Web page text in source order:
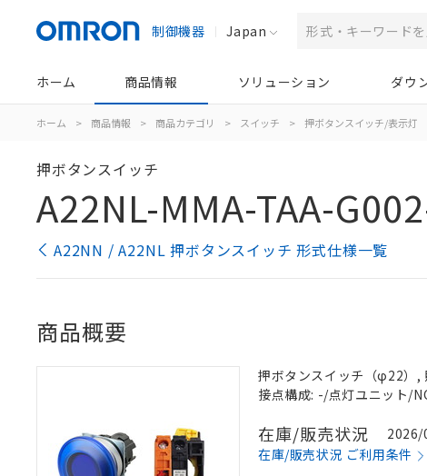
制御機器 Japan
ホーム 商品情報 ソリューション ダウ
ホーム > 商品情報 > 商品カテゴリ > スイッチ > 押ボタンスイッチ/表示灯
押ボタンスイッチ
A22NL-MMA-TAA-
A22NN / A22NL 押ボタンスイッチ 形式仕様一覧
商品概要
押ボタンスイッチ（φ22）,
接点構成: -/点灯ユニット/
在庫/販売状況
2026/
在庫/販売状況 ご利用条件